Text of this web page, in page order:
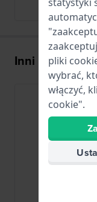
Kolekcja
Inni kupili
pliki
wybrać,
włączyć,
cookie".